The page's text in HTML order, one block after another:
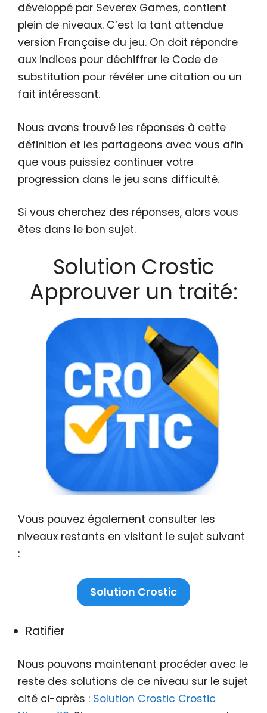
développé par Severex Games, contient
plein de niveaux. C’est la tant attendue
version Française du jeu. On doit répondre
aux indices pour déchiffrer le Code de
substitution pour révéler une citation ou un
fait intéressant.
Nous avons trouvé les réponses à cette
définition et les partageons avec vous afin
que vous puissiez continuer votre
progression dans le jeu sans difficulté.
Si vous cherchez des réponses, alors vous
êtes dans le bon sujet.
Solution Crostic
Approuver un traité:
Vous pouvez également consulter les
niveaux restants en visitant le sujet suivant
:
Solution Crostic
Ratifier
Nous pouvons maintenant procéder avec le
reste des solutions de ce niveau sur le sujet
cité ci-après : Solution Crostic Crostic